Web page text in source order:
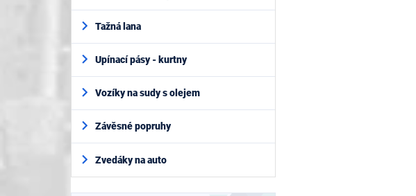
Tažná lana
Upínací pásy - kurtny
Vozíky na sudy s olejem
Závěsné popruhy
Zvedáky na auto